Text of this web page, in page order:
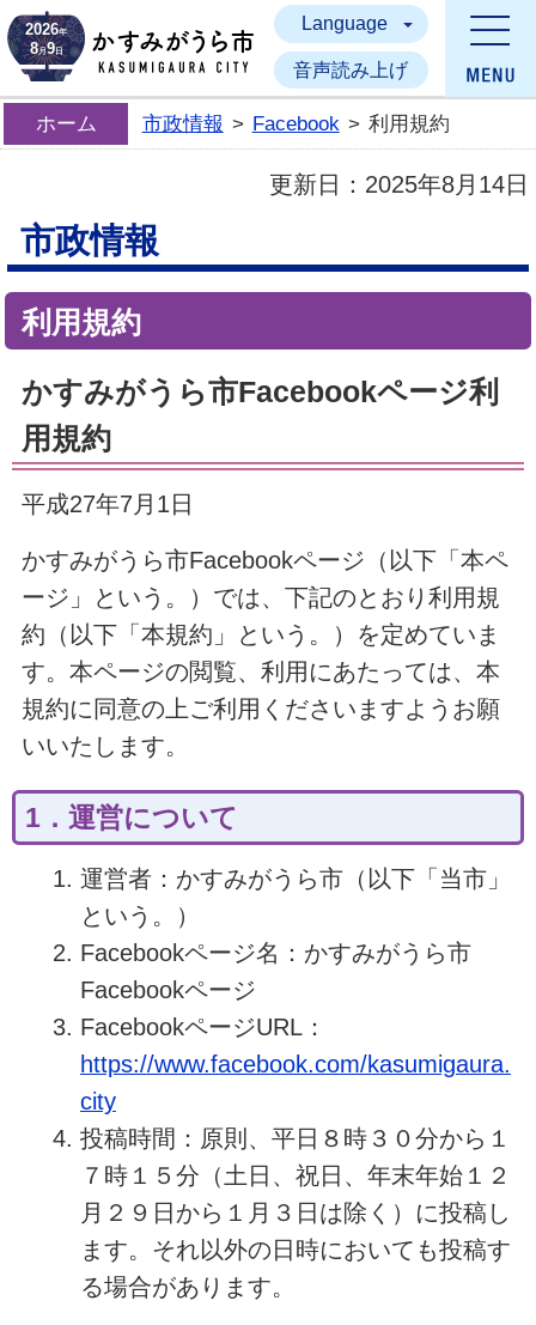
かすみがうら市
2026年
8月9日
Language
音声読み上げ
ホーム 市政情報 > Facebook > 利用規約
更新日： 2025年8月14日
市政情報
利用規約
かすみがうら市Facebookページ利
用規約
平成27年7月1日
かすみがうら市Facebookページ（以下「本ペ
ージ」という。）では、下記のとおり利用規
約（以下「本規約」という。）を定めていま
す。本ページの閲覧、利用にあたっては、本
規約に同意の上ご利用くださいますようお願
いいたします。
1．運営について
運営者：かすみがうら市（以下「当市」
という。）
Facebookページ名：かすみがうら市
Facebookページ
FacebookページURL：
https://www.facebook.com/kasumigaura.
city
投稿時間：原則、平日８時３０分から１
７時１５分（土日、祝日、年末年始１２
月２９日から１月３日は除く）に投稿し
ます。それ以外の日時においても投稿す
る場合があります。